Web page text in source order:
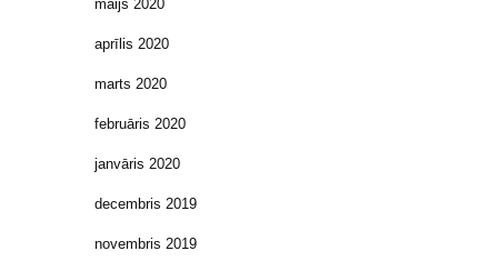
maijs 2020
aprīlis 2020
marts 2020
februāris 2020
janvāris 2020
decembris 2019
novembris 2019